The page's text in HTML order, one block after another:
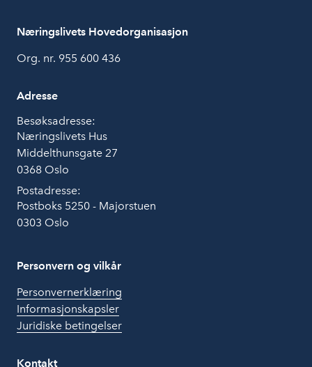
Næringslivets Hovedorganisasjon
Org. nr. 955 600 436
Adresse
Besøksadresse:
Næringslivets Hus
Middelthunsgate 27
0368 Oslo
Postadresse:
Postboks 5250 - Majorstuen
0303 Oslo
Personvern og vilkår
Personvernerklæring
Informasjonskapsler
Juridiske betingelser
Kontakt